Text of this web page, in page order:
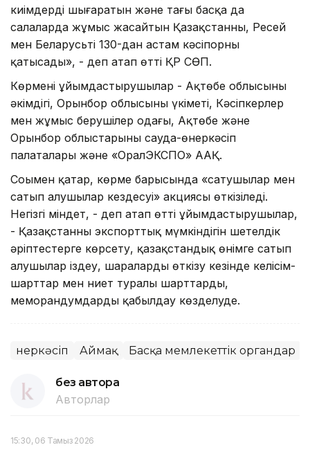
киімдерді шығаратын және тағы басқа да
салаларда жұмыс жасайтын Қазақстанның, Ресей
мен Беларусьтің 130-дан астам кәсіпорны
қатысады», - деп атап өтті ҚР СӨП.
Көрмені ұйымдастырушылар - Ақтөбе облысының
әкімдігі, Орынбор облысының үкіметі, Кәсіпкерлер
мен жұмыс берушілер одағы, Ақтөбе және
Орынбор облыстарының сауда-өнеркәсіп
палаталары және «ОралЭКСПО» ААҚ.
Соымен қатар, көрме барысында «сатушылар мен
сатып алушылар кездесуі» акциясы өткізіледі.
Негізгі міндет, - деп атап өтті ұйымдастырушылар,
- Қазақстанның экспорттық мүмкіндігін шетелдік
әріптестерге көрсету, қазақстандық өнімге сатып
алушылар іздеу, шараларды өткізу кезінде келісім-
шарттар мен ниет туралы шарттарды,
меморандумдарды қабылдау көзделуде.
Өнеркәсіп Аймақ Басқа мемлекеттік органдар
без автора
Авторлар
15:30, 06 Тамыз 2026